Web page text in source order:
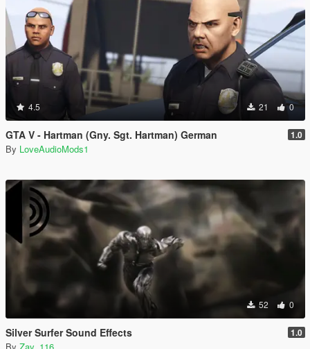
4.5 21 0
GTA V - Hartman (Gny. Sgt. Hartman) German 1.0
By LoveAudioMods1
52 0
Silver Surfer Sound Effects 1.0